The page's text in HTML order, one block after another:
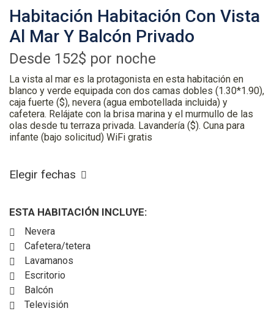
Habitación Habitación Con Vista
Al Mar Y Balcón Privado
Desde 152$ por noche
La vista al mar es la protagonista en esta habitación en
blanco y verde equipada con dos camas dobles (1.30*1.90),
caja fuerte ($), nevera (agua embotellada incluida) y
cafetera. Relájate con la brisa marina y el murmullo de las
olas desde tu terraza privada. Lavandería ($). Cuna para
infante (bajo solicitud) WiFi gratis
Elegir fechas
ESTA HABITACIÓN INCLUYE:
Nevera
Cafetera/tetera
Lavamanos
Escritorio
Balcón
Televisión